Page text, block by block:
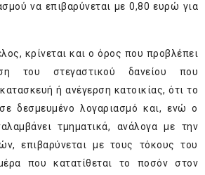
να επιβαρύνεται με 0,80 ευρώ για
κρίνεται και ο όρος που προβλέπει
του στεγαστικού δανείου που
ή ανέγερση κατοικίας, ότι το
σε δεσμευμένο λογαριασμό και, ενώ ο
τμηματικά, ανάλογα με την
επιβαρύνεται με τους τόκους του
που κατατίθεται το ποσόν στον